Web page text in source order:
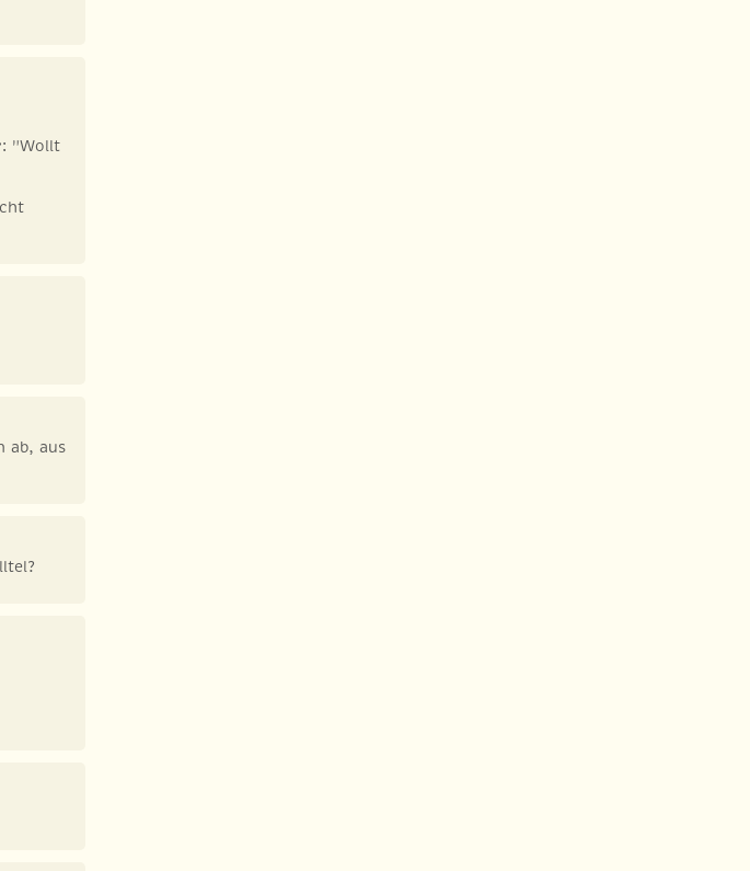
"Wollt
ab, aus